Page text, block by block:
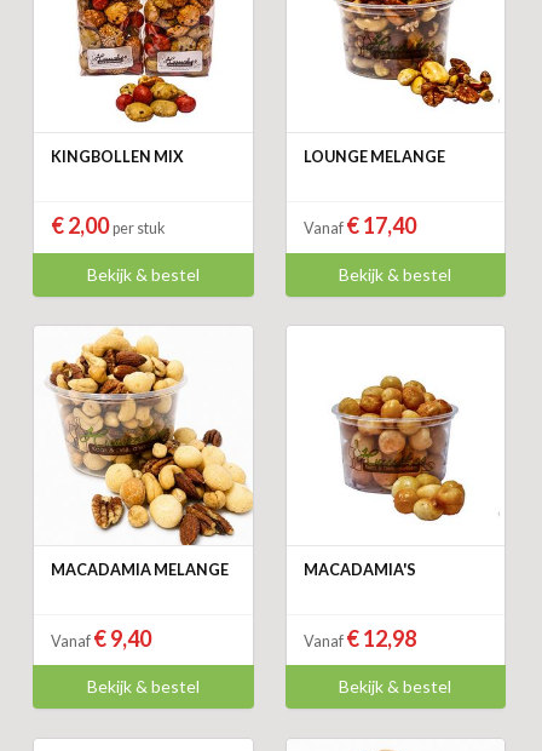
KINGBOLLEN MIX
€ 2,00per stuk
Bekijk & bestel
LOUNGE MELANGE
Vanaf € 17,40
Bekijk & bestel
MACADAMIA MELANGE
Vanaf € 9,40
Bekijk & bestel
MACADAMIA'S
Vanaf € 12,98
Bekijk & bestel